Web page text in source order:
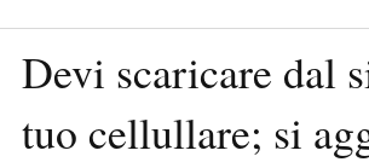
Devi scaricare dal
tuo cellullare; si